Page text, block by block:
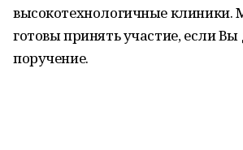
высокотехнологичные
готовы принять участие, если Вы
поручение.